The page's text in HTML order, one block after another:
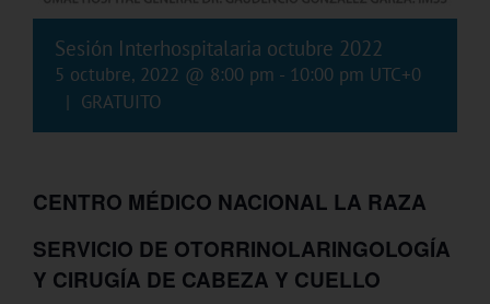
Sesión Interhospitalaria octubre 2022
5 octubre, 2022 @ 8:00 pm - 10:00 pm UTC+0
| GRATUITO
CENTRO MÉDICO NACIONAL LA RAZA
SERVICIO DE OTORRINOLARINGOLOGÍA
Y CIRUGÍA DE CABEZA Y CUELLO